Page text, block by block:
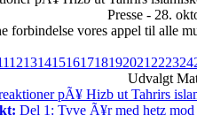
Presse - 28.
forbindelse vores appel til alle
12131415161718192021 222324
Udvalgt
pÃ¥ Hizb ut Tahrirs
Del 1: Tyve Ã¥r med hetz